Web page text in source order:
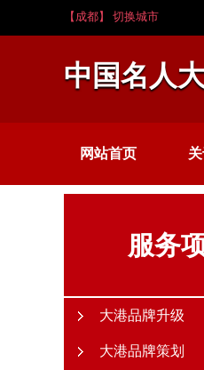
【成都】 切换城市
中国名人
网站首页
服务
大港品牌升级
大港品牌策划